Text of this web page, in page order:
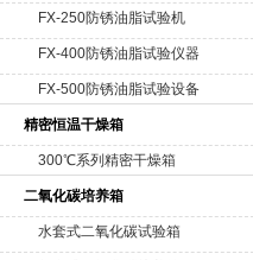
FX-250防锈油脂试验机
FX-400防锈油脂试验仪器
FX-500防锈油脂试验设备
精密恒温干燥箱
300℃系列精密干燥箱
二氧化碳培养箱
水套式二氧化碳试验箱